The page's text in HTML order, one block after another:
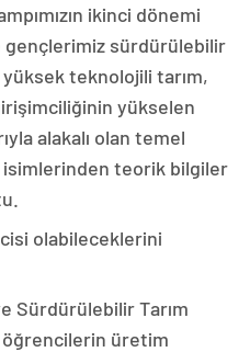
ikinci dönemi
gençlerimiz sürdürülebilir
teknolojili tarım,
yükselen
alakalı olan temel
isimlerinden teorik bilgiler
olabileceklerini
Sürdürülebilir Tarım
öğrencilerin üretim